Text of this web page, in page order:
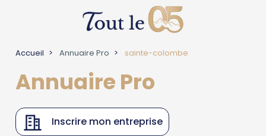
Accueil Annuaire Pro sainte-colombe
Annuaire Pro
Inscrire mon entreprise